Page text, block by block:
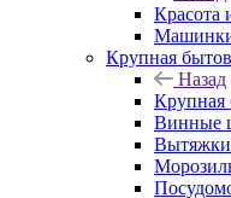
Красота
Крупная
Назад
Крупная
Винные
Вытяжки